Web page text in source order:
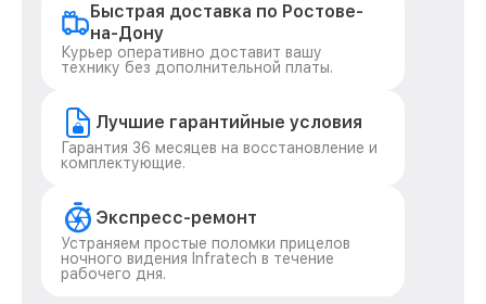
Быстрая доставка по Ростове-
на-Дону
Курьер оперативно доставит вашу
технику без дополнительной платы.
Лучшие гарантийные условия
Гарантия 36 месяцев на восстановление и
комплектующие.
Экспресс-ремонт
Устраняем простые поломки прицелов
ночного видения Infratech в течение
рабочего дня.